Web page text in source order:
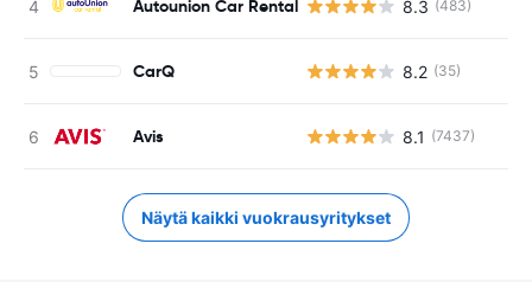
Autounion Car Rental 8.3 (483)
CarQ 8.2 (35)
Avis 8.1 (7437)
Näytä kaikki vuokrausyritykset